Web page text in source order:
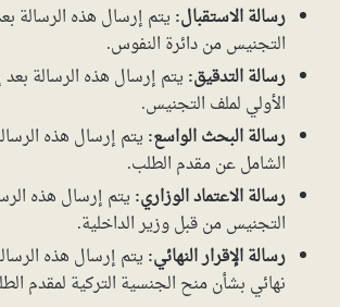
رسالة الاستقبال: يتم إرسال هذه الرسالة
التجنيس من دائرة النفوس.
رسالة التدقيق: يتم إرسال هذه الرسالة
الأولي لملف التجنيس.
رسالة البحث الواسع: يتم إرسال هذه
الشامل عن مقدم الطلب.
رسالة الاعتماد الوزاري: يتم إرسال هذه
التجنيس من قبل وزير الداخلية.
رسالة الإقرار النهائي: يتم إرسال هذه
نهائي بشأن منح الجنسية التركية لمقدم